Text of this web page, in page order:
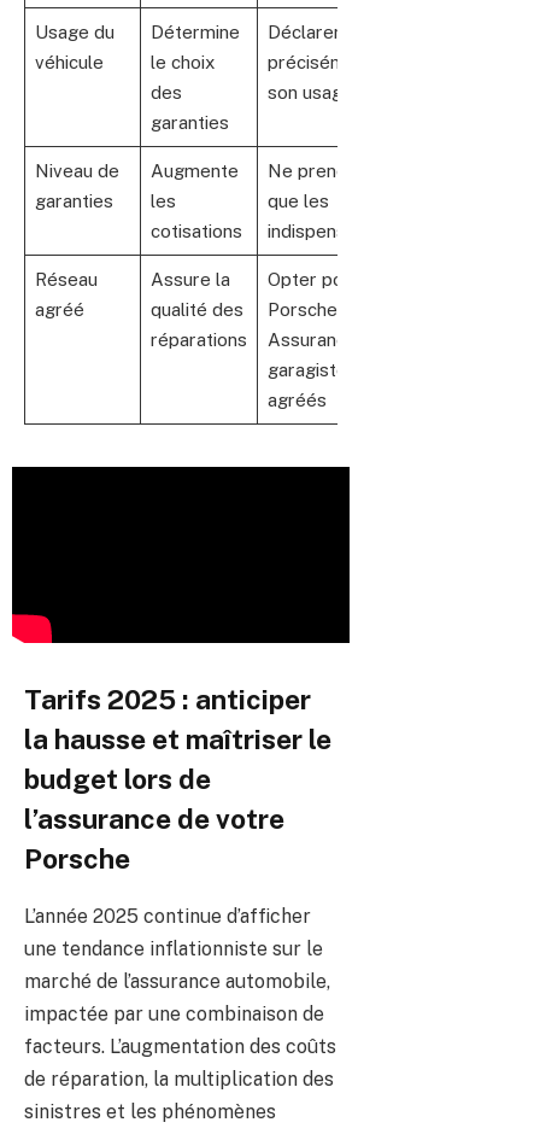
Usage du
véhicule
Détermine
le choix
des
garanties
Déclarer
précisément
son usage réel
Niveau de
garanties
Augmente
les
cotisations
Ne prendre
que les
indispensables
Réseau
agréé
Assure la
qualité des
réparations
Opter pour
Porsche
Assurance ou
garagistes
agréés
Tarifs 2025 : anticiper
la hausse et maîtriser le
budget lors de
l’assurance de votre
Porsche
L’année 2025 continue d’afficher
une tendance inflationniste sur le
marché de l’assurance automobile,
impactée par une combinaison de
facteurs. L’augmentation des coûts
de réparation, la multiplication des
sinistres et les phénomènes